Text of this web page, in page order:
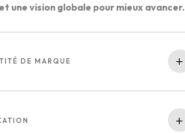
une vision globale pour mieux avancer.
DE MARQUE